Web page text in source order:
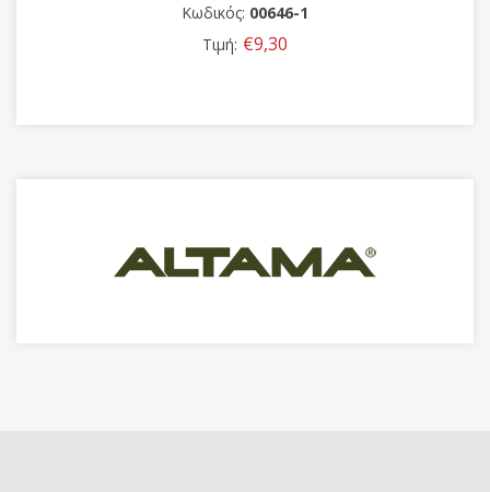
Κωδικός: 00646-1
Τιμή: €9,30